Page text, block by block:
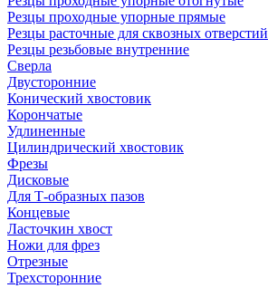
Резцы проходные упорные прямые
Резцы расточные для сквозных отверстий
Резцы резьбовые внутренние
Сверла
Двусторонние
Конический хвостовик
Корончатые
Удлиненные
Цилиндрический хвостовик
Фрезы
Дисковые
Для Т-образных пазов
Концевые
Ласточкин хвост
Ножи для фрез
Отрезные
Трехсторонние